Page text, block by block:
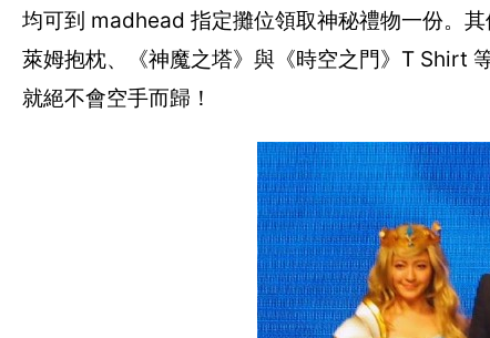
均可到 madhead 指定攤位領取神秘禮物一份。
萊姆抱枕、《神魔之塔》與《時空之門》T Shirt
就絕不會空手而歸！